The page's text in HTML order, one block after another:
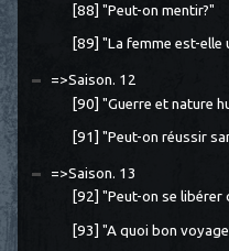
[88] "Peut-on mentir?"
[89] "La femme est-elle
=>Saison. 12
[90] "Guerre et nature
[91] "Peut-on réussir
=>Saison. 13
[92] "Peut-on se libérer
[93] "A quoi bon